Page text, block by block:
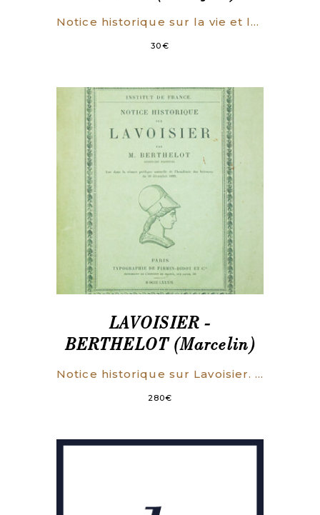
Notice historique sur la vie et les travaux de M. Laromiguière. Lue à la séance publique annuelle du 5 janvier 1856.
30€
LAVOISIER -
BERTHELOT (Marcelin)
Notice historique sur Lavoisier. Lue dans la séance publique annuelle de l’Académie des Sciences du 30 décembre 1889.
280€